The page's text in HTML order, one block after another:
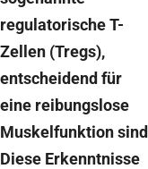
regulatorische T-
Zellen (Tregs),
entscheidend für
eine reibungslose
Muskelfunktion
Diese Erkenntnisse